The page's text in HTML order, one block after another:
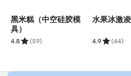
黑米糕（中空硅胶模
具）
4.8 (59)
水果冰激凌
4.9 (44)